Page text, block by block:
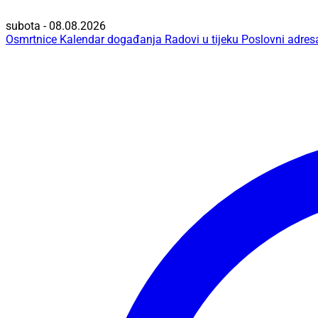
subota - 08.08.2026
Osmrtnice Kalendar događanja Radovi u tijeku Poslovni